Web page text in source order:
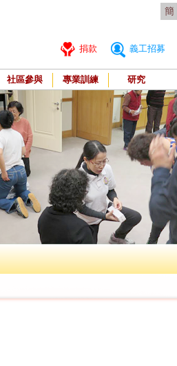
簡
捐款 義工招募
社區參與 專業訓練 研究